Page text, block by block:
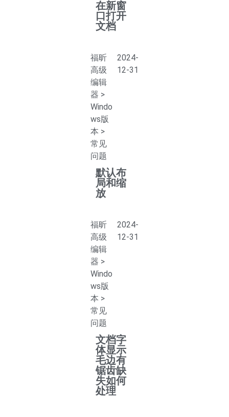
在新窗
口打开
文档
福昕
高级
编辑
器 >
Windo
ws版
本 >
常见
问题
2024-
12-31
默认布
局和缩
放
福昕
高级
编辑
器 >
Windo
ws版
本 >
常见
问题
2024-
12-31
文档字
体显示
毛边有
锯齿缺
失如何
处理